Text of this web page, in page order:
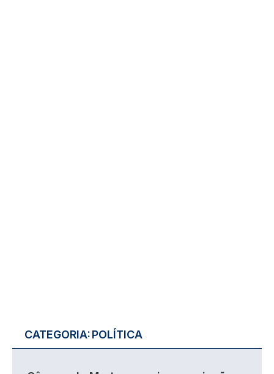
CATEGORIA:POLÍTICA